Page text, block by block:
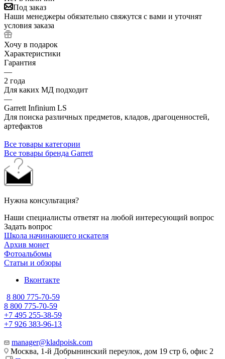
Под заказ
Наши менеджеры обязательно свяжутся с вами и уточнят
условия заказа
Хочу в подарок
Характеристики
Гарантия
—
2 года
Для каких МД подходит
—
Garrett Infinium LS
Для поиска различных предметов, кладов, драгоценностей,
артефактов
Все товары категории
Все товары бренда Garrett
Нужна консультация?
Наши специалисты ответят на любой интересующий вопрос
Задать вопрос
Школа начинающего искателя
Архив монет
Фотоальбомы
Статьи и обзоры
Вконтакте
8 800 775-70-59
8 800 775-70-59
+7 495 255-38-59
+7 926 383-96-13
manager@kladpoisk.com
Москва, 1-й Добрынинский переулок, дом 19 стр 6, офис 2